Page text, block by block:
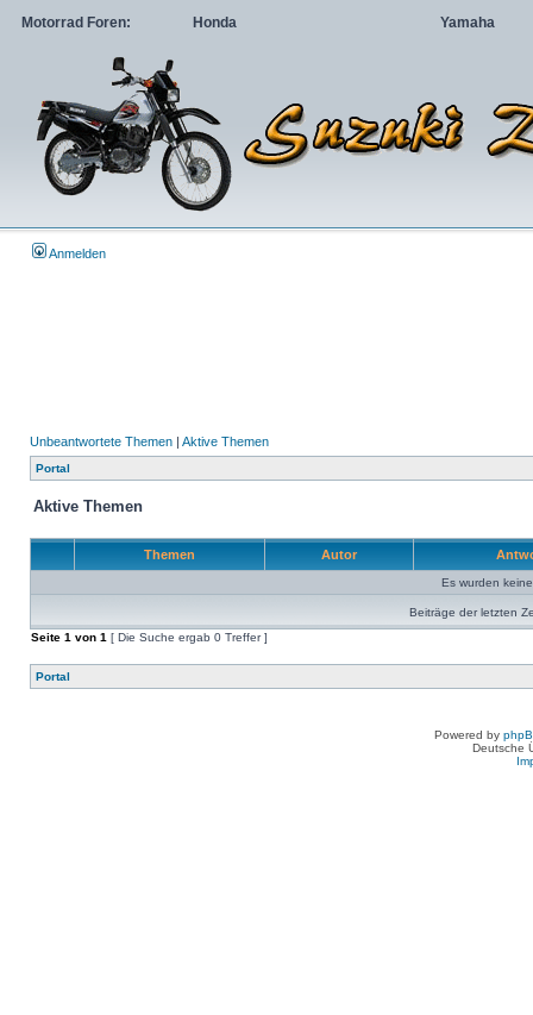
Motorrad Foren: Honda Yamaha
Anmelden
Unbeantwortete Themen | Aktive Themen
Portal
Aktive Themen
Themen Autor
Es wurden
Beiträge der letzten
Seite 1 von 1 [ Die Suche ergab 0 Treffer ]
Portal
Powered by
Deutsche